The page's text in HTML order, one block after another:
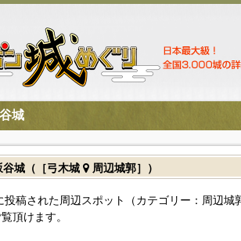
城
谷城（［弓木城 周辺城郭］）
稿された周辺スポット（カテゴリー：周辺城
頂けます。